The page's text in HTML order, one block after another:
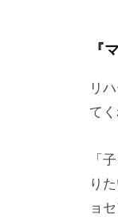
『
リ
てく
「
り
ョ